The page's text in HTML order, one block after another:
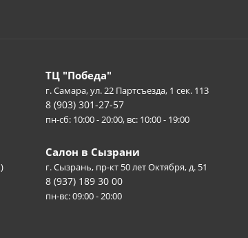
ТЦ "Победа"
г. Самара, ул. 22 Партсъезда, 1 сек. 113
8 (903) 301-27-57
пн-сб: 10:00 - 20:00, вс: 10:00 - 19:00
Салон в Сызрани
г. Сызрань, пр-кт 50 лет Октября, д. 51
8 (937) 189 30 00
пн-вс: 09:00 - 20:00